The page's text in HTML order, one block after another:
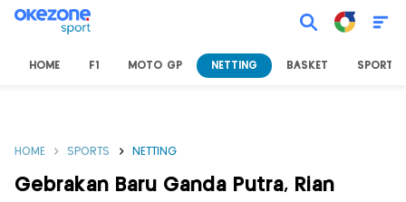
HOME F1 MOTO GP NETTING BASKET SPORT
HOME SPORTS NETTING
Gebrakan Baru Ganda Putra, Rian